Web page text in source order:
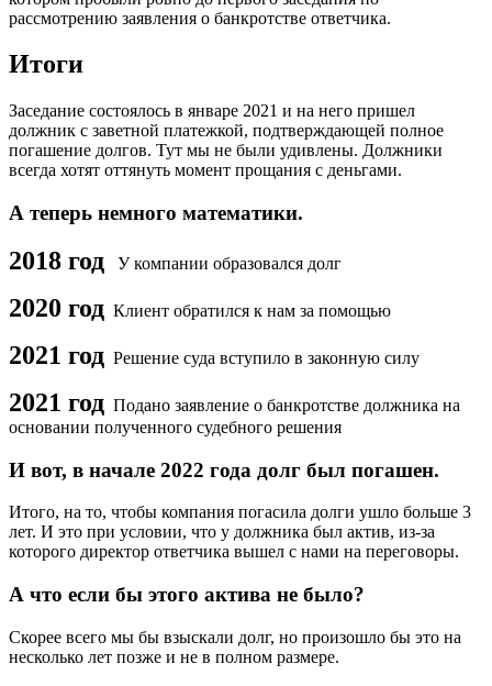
рассмотрению заявления о банкротстве ответчика.
Итоги
Заседание состоялось в январе 2021 и на него пришел
должник с заветной платежкой, подтверждающей полное
погашение долгов. Тут мы не были удивлены. Должники
всегда хотят оттянуть момент прощания с деньгами.
А теперь немного математики.
2018 год У компании образовался долг
2020 год Клиент обратился к нам за помощью
2021 год Решение суда вступило в законную силу
2021 год Подано заявление о банкротстве должника на
основании полученного судебного решения
И вот, в начале 2022 года долг был погашен.
Итого, на то, чтобы компания погасила долги ушло больше 3
лет. И это при условии, что у должника был актив, из-за
которого директор ответчика вышел с нами на переговоры.
А что если бы этого актива не было?
Скорее всего мы бы взыскали долг, но произошло бы это на
несколько лет позже и не в полном размере.